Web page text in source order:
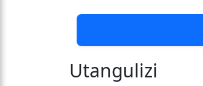
Utangulizi